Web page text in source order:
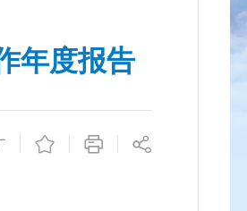
年度报告